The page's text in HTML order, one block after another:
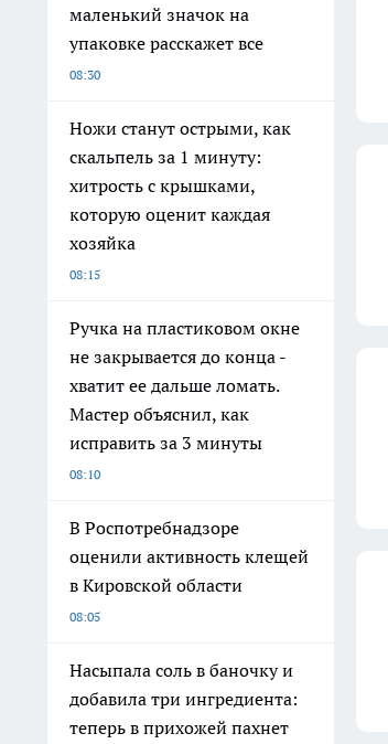
маленький значок на
упаковке расскажет все
08:30
Ножи станут острыми, как
скальпель за 1 минуту:
хитрость с крышками,
которую оценит каждая
хозяйка
08:15
Ручка на пластиковом окне
не закрывается до конца -
хватит ее дальше ломать.
Мастер объяснил, как
исправить за 3 минуты
08:10
В Роспотребнадзоре
оценили активность клещей
в Кировской области
08:05
Насыпала соль в баночку и
добавила три ингредиента:
теперь в прихожей пахнет